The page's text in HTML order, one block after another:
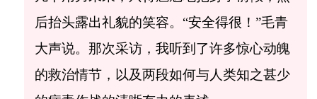
后抬头露出礼貌的笑容。“安全得很！”毛青
大声说。那次采访，我听到了许多惊心动魄
的救治情节，以及两段如何与人类知之甚少